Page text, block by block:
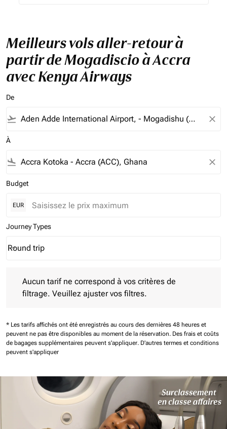
Meilleurs vols aller-retour à
partir de Mogadiscio à Accra
avec Kenya Airways
De
flight_takeoff close
À
flight_land close
Budget
EUR
Journey Types
Journey Types option Round trip Selected
Round trip
keyboard_arrow_down
Aucun tarif ne correspond à vos critères de
filtrage. Veuillez ajuster vos filtres.
* Les tarifs affichés ont été enregistrés au cours des dernières 48 heures et
peuvent ne pas être disponibles au moment de la réservation. Des frais et coûts
de bagages supplémentaires peuvent s'appliquer. D'autres termes et conditions
peuvent s'appliquer